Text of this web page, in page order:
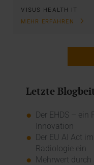
VISUS HEALTH IT
MEHR ERFAHREN
Letzte
Der EHDS –
Innovation
Der EU AI Act
Radiologie ein
Mehrwert durch